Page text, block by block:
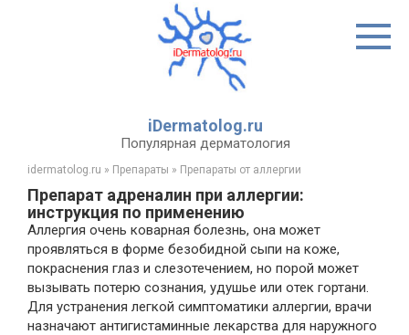
iDermatolog.ru
Популярная дерматология
idermatolog.ru » Препараты » Препараты от аллергии
Препарат адреналин при аллергии:
инструкция по применению
Аллергия очень коварная болезнь, она может
проявляться в форме безобидной сыпи на коже,
покраснения глаз и слезотечением, но порой может
вызывать потерю сознания, удушье или отек гортани.
Для устранения легкой симптоматики аллергии, врачи
назначают антигистаминные лекарства для наружного